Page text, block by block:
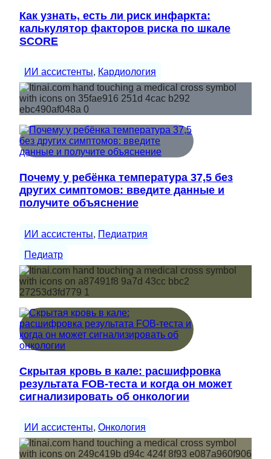
Как узнать, есть ли риск инфаркта:
калькулятор факторов риска по шкале
SCORE
ИИ ассистенты, Кардиология
Почему у ребёнка температура 37,5 без
других симптомов: введите данные и
получите объяснение
ИИ ассистенты, Педиатрия
Педиатр
Скрытая кровь в кале: расшифровка
результата FOB-теста и когда он может
сигнализировать об онкологии
ИИ ассистенты, Онкология